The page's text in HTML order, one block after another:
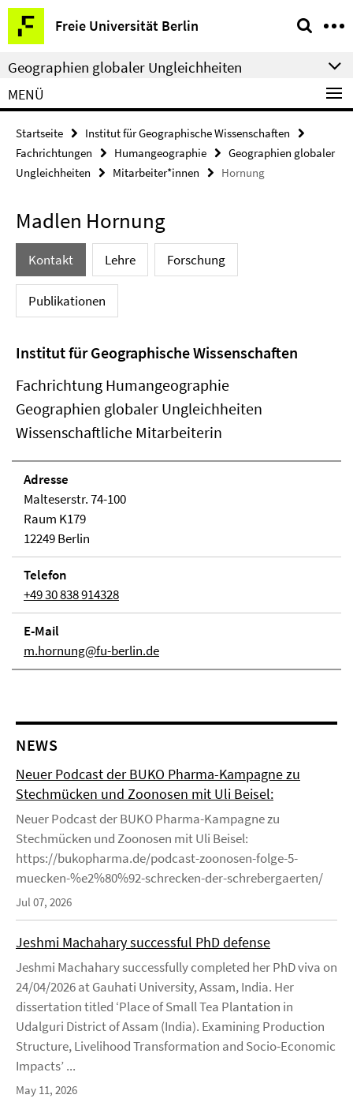
Springe
direkt
zu
Inhalt
Freie Universität Berlin
Service-
Navigation
Geographien globaler Ungleichheiten
MENÜ
Startseite
Institut für Geographische Wissenschaften
Fachrichtungen
Humangeographie
Geographien globaler
Ungleichheiten
Mitarbeiter*innen Hornung
Madlen Hornung
Kontakt Lehre Forschung
Publikationen
Institut für Geographische Wissenschaften
Fachrichtung Humangeographie
Geographien globaler Ungleichheiten
Wissenschaftliche Mitarbeiterin
Adresse
Malteserstr. 74-100
Raum K179
12249 Berlin
Telefon
+49 30 838 914328
E-Mail
m.hornung@fu-berlin.de
NEWS
Neuer Podcast der BUKO Pharma-Kampagne zu
Stechmücken und Zoonosen mit Uli Beisel:
Neuer Podcast der BUKO Pharma-Kampagne zu
Stechmücken und Zoonosen mit Uli Beisel:
https://bukopharma.de/podcast-zoonosen-folge-5-
muecken-%e2%80%92-schrecken-der-schrebergaerten/
Jul 07, 2026
Jeshmi Machahary successful PhD defense
Jeshmi Machahary successfully completed her PhD viva on
24/04/2026 at Gauhati University, Assam, India. Her
dissertation titled ‘Place of Small Tea Plantation in
Udalguri District of Assam (India). Examining Production
Structure, Livelihood Transformation and Socio-Economic
Impacts’ ...
May 11, 2026